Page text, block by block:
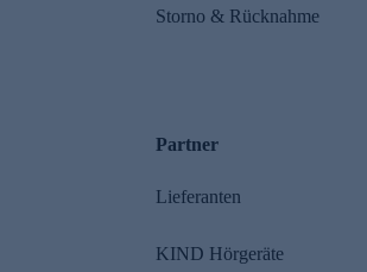
Storno & Rücknahme
Partner
Lieferanten
KIND Hörgeräte